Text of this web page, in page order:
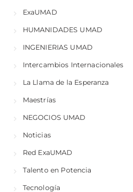
ExaUMAD
HUMANIDADES UMAD
INGENIERIAS UMAD
Intercambios Internacionales
La Llama de la Esperanza
Maestrías
NEGOCIOS UMAD
Noticias
Red ExaUMAD
Talento en Potencia
Tecnología